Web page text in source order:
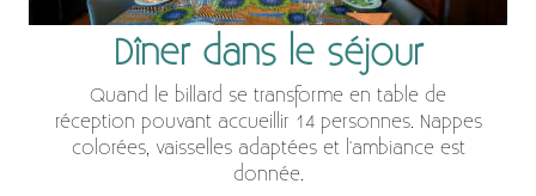
Dîner dans le séjour
Quand le billard se transforme en table de
réception pouvant accueillir 14 personnes. Nappes
colorées, vaisselles adaptées et l'ambiance est
donnée.